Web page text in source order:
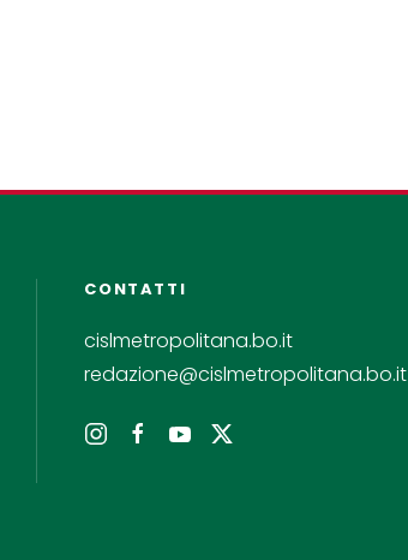
CONTATTI
cislmetropolitana.bo.it
redazione@cislmetropolitana.bo.it